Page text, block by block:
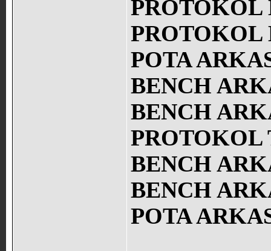
PROTOKOL
PROTOKOL
POTA
BENCH
BENCH
PROTOKOL
BENCH
BENCH
POTA